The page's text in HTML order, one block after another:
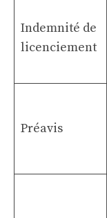
Indemnité de
licenciement
Préavis